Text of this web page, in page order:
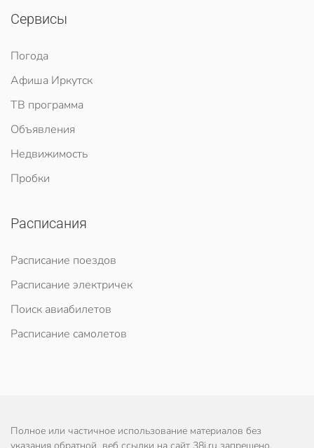
Сервисы
Погода
Афиша Иркутск
ТВ программа
Объявления
Недвижимость
Пробки
Расписания
Расписание поездов
Расписание электричек
Поиск авиабилетов
Расписание самолетов
Полное или частичное использование материалов без